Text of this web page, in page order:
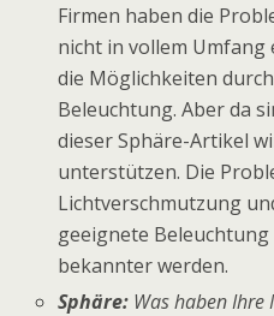
Firmen haben die
nicht in vollem
die Möglichkeiten
Beleuchtung. Aber da
dieser Sphäre-Artikel
unterstützen. Die
Lichtverschmutzung
geeignete Beleuchtung
bekannter werden.
Sphäre: Was haben Ihre